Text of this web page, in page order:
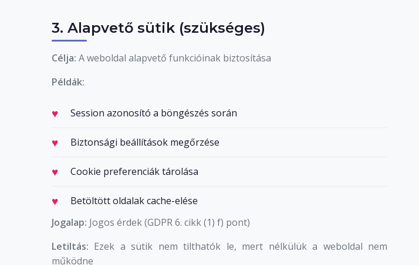
3. Alapvető sütik (szükséges)
Célja: A weboldal alapvető funkcióinak biztosítása
Példák:
Session azonosító a böngészés során
Biztonsági beállítások megőrzése
Cookie preferenciák tárolása
Betöltött oldalak cache-elése
Jogalap: Jogos érdek (GDPR 6. cikk (1) f) pont)
Letiltás: Ezek a sütik nem tilthatók le, mert nélkülük a weboldal nem
működne